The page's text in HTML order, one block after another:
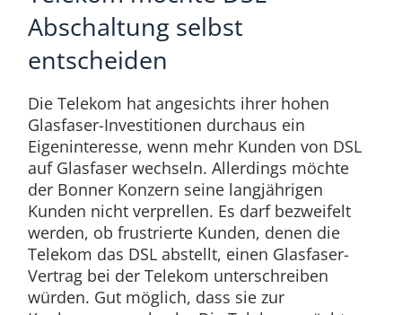
Abschaltung selbst
entscheiden
Die Telekom hat angesichts ihrer hohen
Glasfaser-Investitionen durchaus ein
Eigeninteresse, wenn mehr Kunden von DSL
auf Glasfaser wechseln. Allerdings möchte
der Bonner Konzern seine langjährigen
Kunden nicht verprellen. Es darf bezweifelt
werden, ob frustrierte Kunden, denen die
Telekom das DSL abstellt, einen Glasfaser-
Vertrag bei der Telekom unterschreiben
würden. Gut möglich, dass sie zur